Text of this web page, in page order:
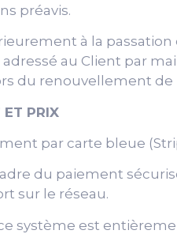
préavis.
à la
au Client par
du renouvellement de
PRIX
par carte bleue
du paiement
sur le réseau.
système est